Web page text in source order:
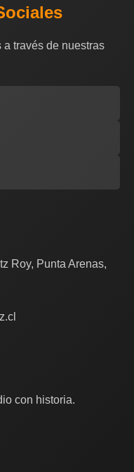
a través de nuestras
Roy, Punta Arenas,
con historia.